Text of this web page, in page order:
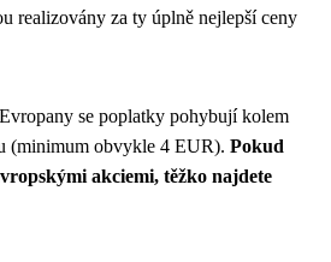
realizovány za ty úplně nejlepší ceny
se poplatky pohybují kolem
(minimum obvykle 4 EUR). Pokud
akciemi, těžko najdete